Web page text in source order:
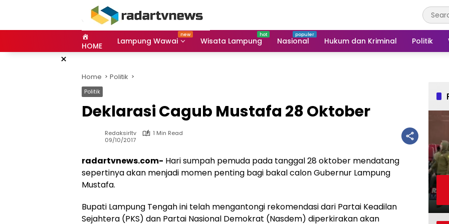
HOME Lampung Wawai Wisata Lampung Nasional Hukum dan Kriminal Politik
×
Home Politik
Politik
Deklarasi Cagub Mustafa 28 Oktober
Redaksirltv
1 Min Read
09/10/2017
radartvnews.com- Hari sumpah pemuda pada tanggal 28 oktober mendatang
sepertinya akan menjadi momen penting bagi bakal calon Gubernur Lampung
Mustafa.
Bupati Lampung Tengah ini telah mengantongi rekomendasi dari Partai Keadilan
Sejahtera (PKS) dan Partai Nasional Demokrat (Nasdem) diperkirakan akan